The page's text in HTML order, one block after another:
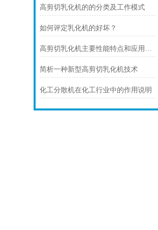
高剪切乳化机的的分类及工作模式
如何评定乳化机的好坏？
高剪切乳化机主要性能特点和应用范围
简析一种新型高剪切乳化机技术
化工分散机在化工行业中的作用说明